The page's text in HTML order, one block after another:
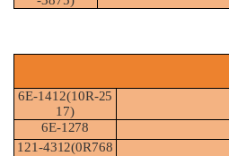
6E-1412(10R-25
17)
6E-1278
121-4312(0R768